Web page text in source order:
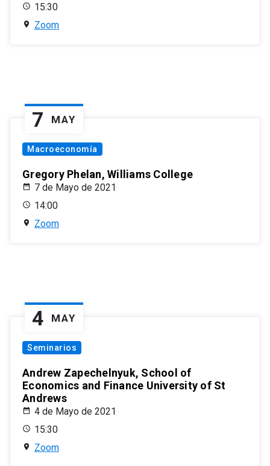
15:30
Zoom
7 MAY
Macroeconomía
Gregory Phelan, Williams College
7 de Mayo de 2021
14:00
Zoom
4 MAY
Seminarios
Andrew Zapechelnyuk, School of
Economics and Finance University of St
Andrews
4 de Mayo de 2021
15:30
Zoom